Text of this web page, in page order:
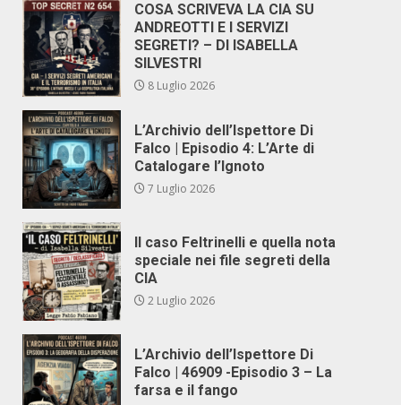
COSA SCRIVEVA LA CIA SU
ANDREOTTI E I SERVIZI
SEGRETI? – DI ISABELLA
SILVESTRI
8 Luglio 2026
L’Archivio dell’Ispettore Di
Falco | Episodio 4: L’Arte di
Catalogare l’Ignoto
7 Luglio 2026
Il caso Feltrinelli e quella nota
speciale nei file segreti della
CIA
2 Luglio 2026
L’Archivio dell’Ispettore Di
Falco | 46909 -Episodio 3 – La
farsa e il fango